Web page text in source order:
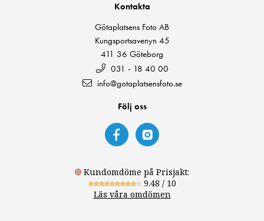
Kontakta
Götaplatsens Foto AB
Kungsportsavenyn 45
411 36 Göteborg
031 - 18 40 00
info@gotaplatsensfoto.se
Följ oss